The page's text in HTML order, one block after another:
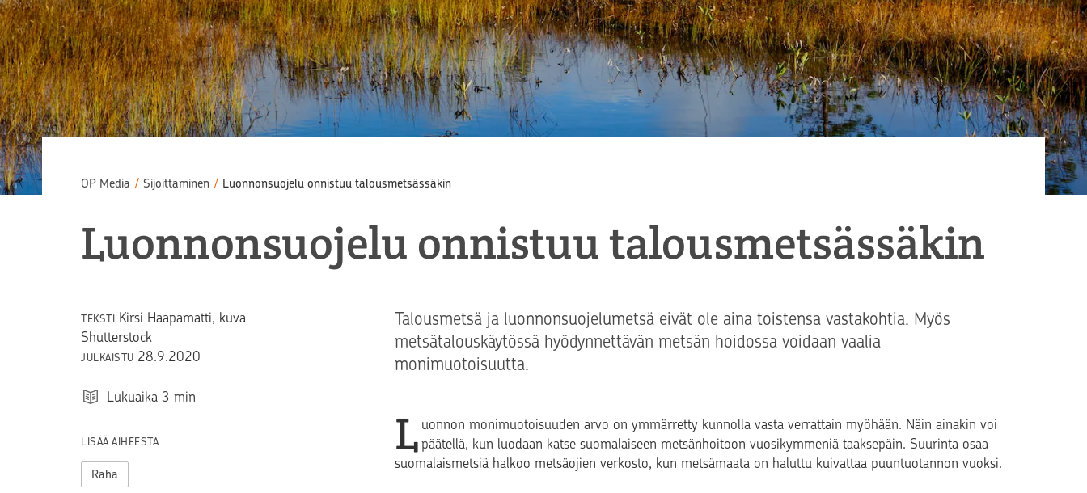
OP Media / Sijoittaminen / Luonnonsuojelu onnistuu talousmetsässäkin
Luonnonsuojelu onnistuu talousmetsässäkin
TEKSTI Kirsi Haapamatti, kuva
Shutterstock
JULKAISTU 28.9.2020
Lukuaika 3 min
LISÄÄ AIHEESTA
Raha
Talousmetsä ja luonnonsuojelumetsä eivät ole aina toistensa vastakohtia. Myös
metsätalouskäytössä hyödynnettävän metsän hoidossa voidaan vaalia
monimuotoisuutta.
L uonnon monimuotoisuuden arvo on ymmärretty kunnolla vasta verrattain myöhään. Näin ainakin voi
päätellä, kun luodaan katse suomalaiseen metsänhoitoon vuosikymmeniä taaksepäin. Suurinta osaa
suomalaismetsiä halkoo metsäojien verkosto, kun metsämaata on haluttu kuivattaa puuntuotannon vuoksi.